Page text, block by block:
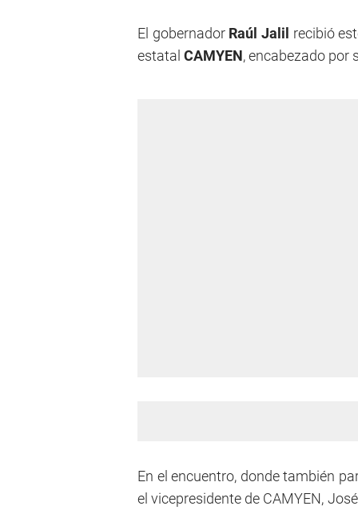
El gobernador Raúl Jalil recibió
estatal CAMYEN, encabezado por
En el encuentro, donde también
el vicepresidente de CAMYEN,